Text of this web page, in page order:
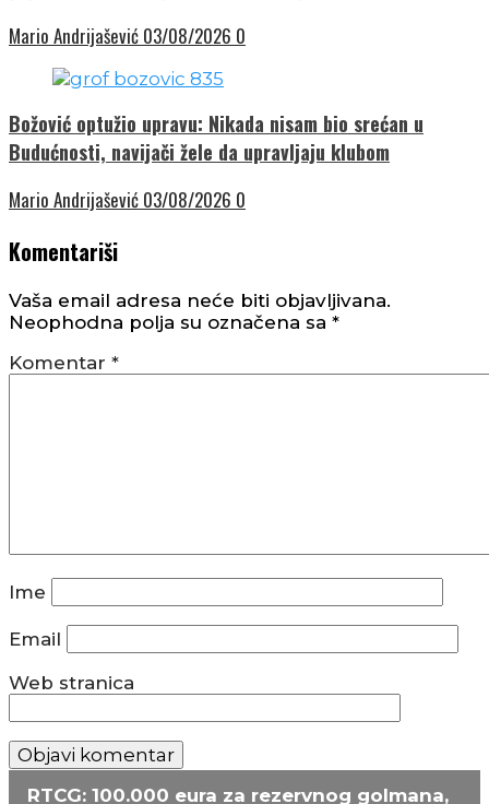
Mario Andrijašević 03/08/2026 0
Božović optužio upravu: Nikada nisam bio srećan u
Budućnosti, navijači žele da upravljaju klubom
Mario Andrijašević 03/08/2026 0
Komentariši
Vaša email adresa neće biti objavljivana.
Neophodna polja su označena sa *
Komentar *
Ime
Email
Web stranica
RTCG: 100.000 eura za rezervnog golmana,